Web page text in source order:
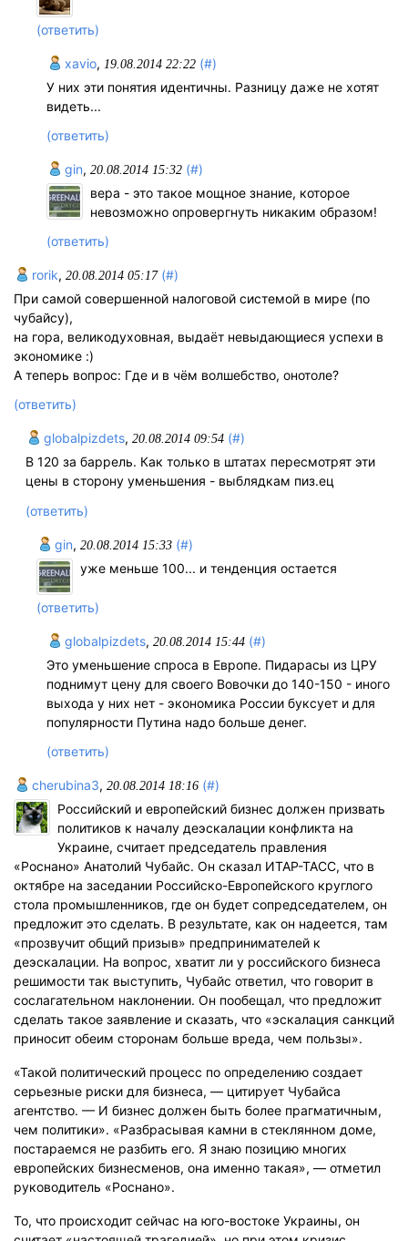
(ответить)
xavio, 19.08.2014 22:22 (#)
У них эти понятия идентичны. Разницу даже не хотят
видеть...
(ответить)
gin,20.08.2014 15:32 (#)
вера - это такое мощное знание, которое
невозможно опровергнуть никаким образом!
(ответить)
rorik, 20.08.2014 05:17 (#)
При самой совершенной налоговой системой в мире (по
чубайсу),
на гора, великодуховная, выдаёт невыдающиеся успехи в
экономике :)
А теперь вопрос: Где и в чём волшебство, онотоле?
(ответить)
globalpizdets, 20.08.2014 09:54 (#)
В 120 за баррель. Как только в штатах пересмотрят эти
цены в сторону уменьшения - выблядкам пиз.ец
(ответить)
gin, 20.08.2014 15:33 (#)
уже меньше 100... и тенденция остается
(ответить)
globalpizdets,20.08.2014 15:44 (#)
Это уменьшение спроса в Европе. Пидарасы из ЦРУ
поднимут цену для своего Вовочки до 140-150 - иного
выхода у них нет - экономика России буксует и для
популярности Путина надо больше денег.
(ответить)
cherubina3, 20.08.2014 18:16 (#)
Российский и европейский бизнес должен призвать
политиков к началу деэскалации конфликта на
Украине, считает председатель правления
«Роснано» Анатолий Чубайс. Он сказал ИТАР-ТАСС, что в
октябре на заседании Российско-Европейского круглого
стола промышленников, где он будет сопредседателем, он
предложит это сделать. В результате, как он надеется, там
«прозвучит общий призыв» предпринимателей к
деэскалации. На вопрос, хватит ли у российского бизнеса
решимости так выступить, Чубайс ответил, что говорит в
сослагательном наклонении. Он пообещал, что предложит
сделать такое заявление и сказать, что «эскалация санкций
приносит обеим сторонам больше вреда, чем пользы».
«Такой политический процесс по определению создает
серьезные риски для бизнеса, — цитирует Чубайса
агентство. — И бизнес должен быть более прагматичным,
чем политики». «Разбрасывая камни в стеклянном доме,
постараемся не разбить его. Я знаю позицию многих
европейских бизнесменов, она именно такая», — отметил
руководитель «Роснано».
То, что происходит сейчас на юго-востоке Украины, он